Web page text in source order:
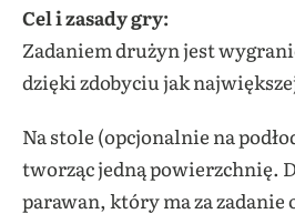
Cel i zasady gry:
Zadaniem drużyn jest
dzięki zdobyciu jak
Na stole (opcjonalnie na
tworząc jedną powierzchnię.
parawan, który ma za zadanie